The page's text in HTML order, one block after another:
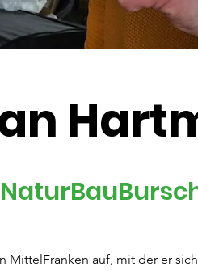
auf, mit der er